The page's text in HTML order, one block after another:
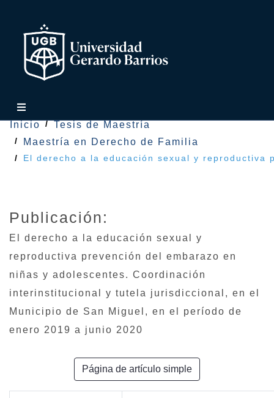
Inicio
Tesis de Maestría
Maestría en Derecho de Familia
El derecho a la educación sexual y
Publicación:
El derecho a la educación sexual y
reproductiva prevención del embarazo en
niñas y adolescentes. Coordinación
interinstitucional y tutela jurisdiccional, en el
Municipio de San Miguel, en el período de
enero 2019 a junio 2020
Página de artículo simple